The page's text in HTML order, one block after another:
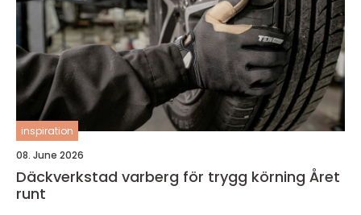
inspiration
08. June 2026
Däckverkstad varberg för trygg körning Året
runt